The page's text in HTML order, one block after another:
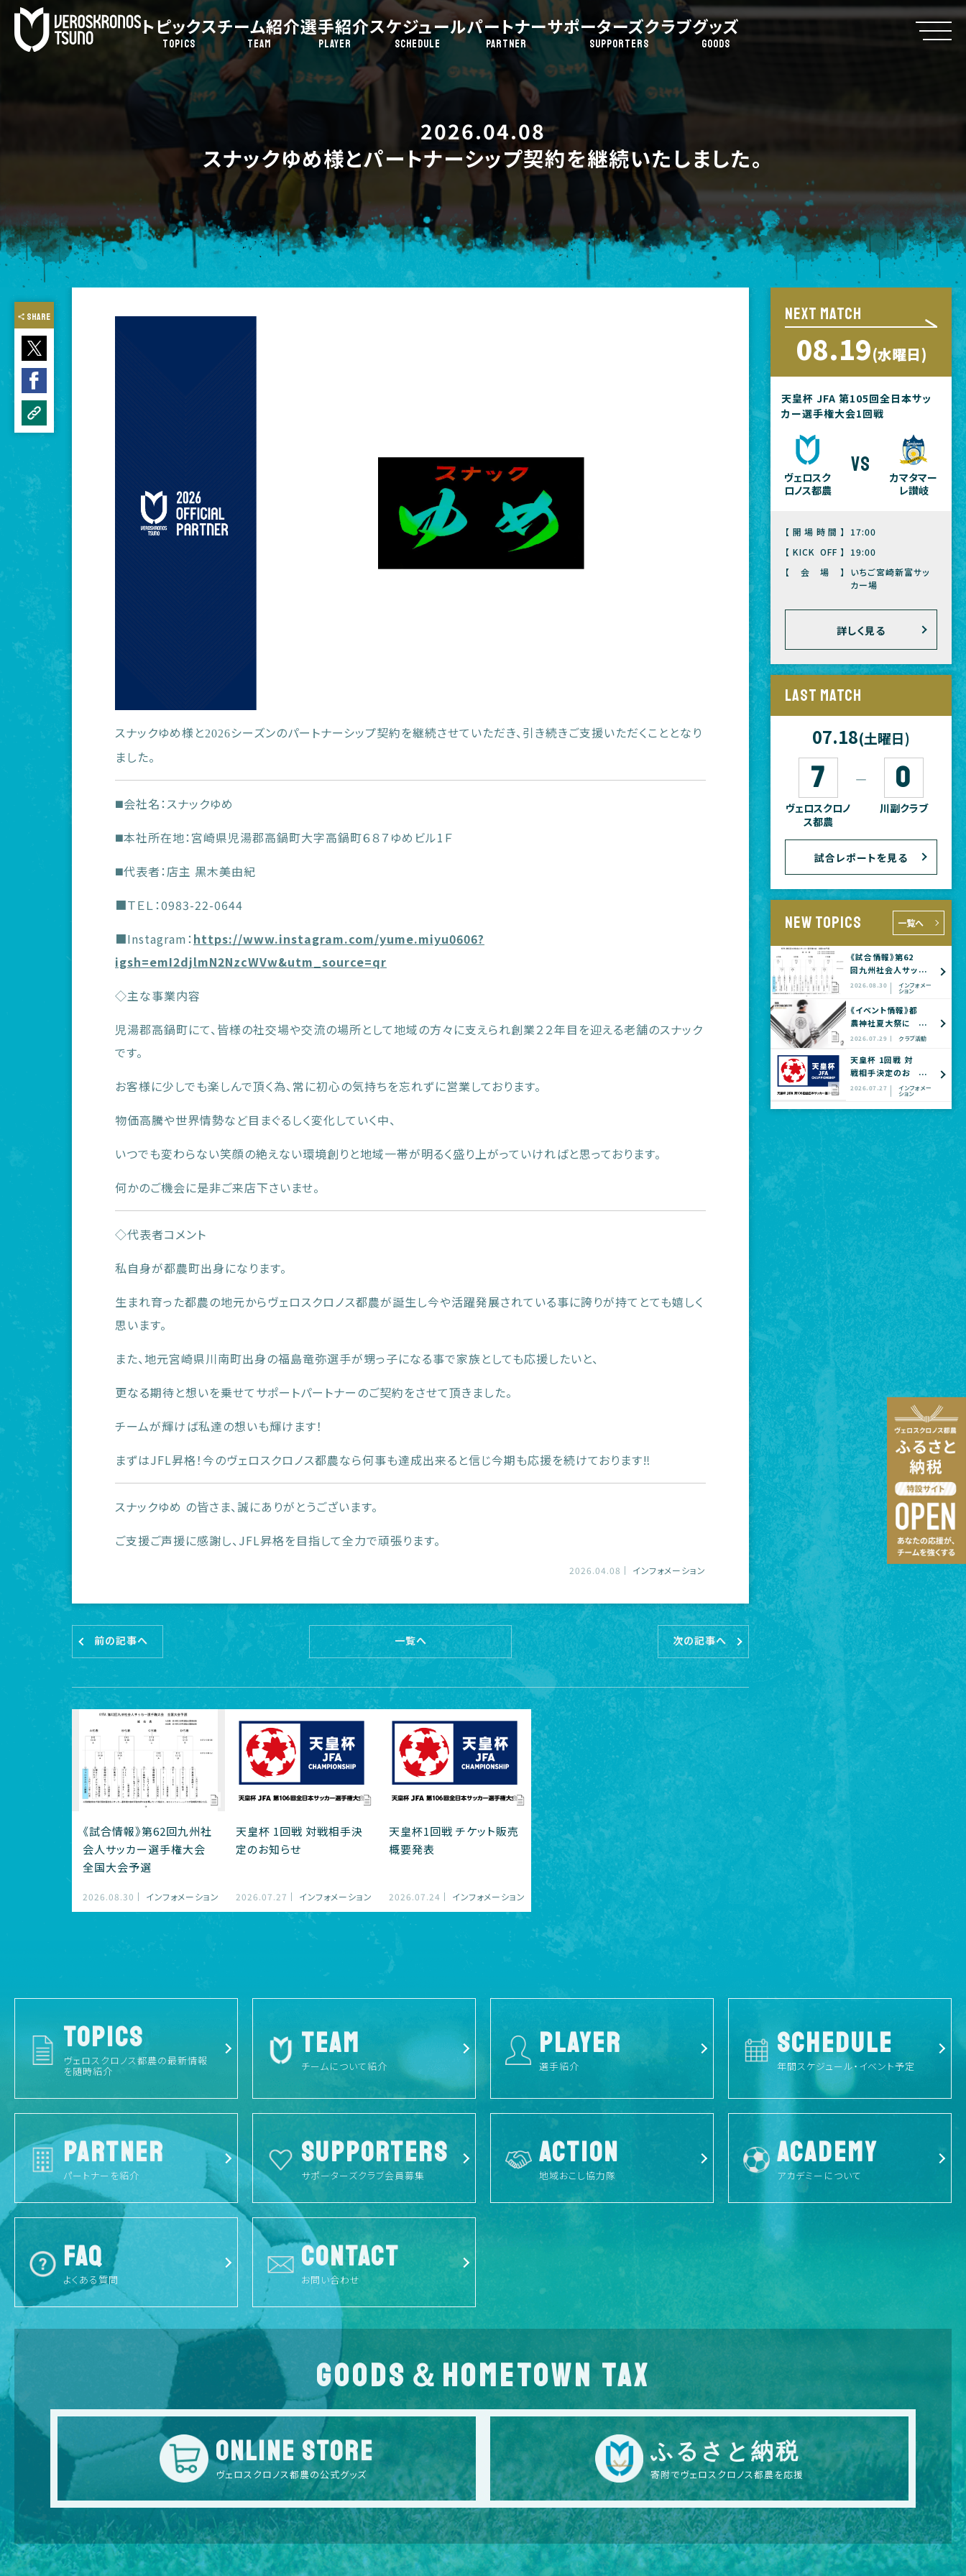
トピックス
TOPICS
チーム紹介
TEAM
選手紹介
PLAYER
スケジュール
SCHEDULE
パートナー
PARTNER
サポーターズクラブ
SUPPORTERS
グッズ
GOODS
2026.04.08
スナックゆめ様とパートナーシップ契約を継続いたしました。
SHARE
スナックゆめ様と2026シーズンのパートナーシップ契約を継続させていただき、引き続きご支援いただくこととなり
ました。
◼️会社名：スナックゆめ
◼️本社所在地：宮崎県児湯郡高鍋町大字高鍋町６８７ゆめビル1Ｆ
◼️代表者：店主 黒木美由紀
■ＴＥＬ：0983-22-0644
■Instagram： https://www.instagram.com/yume.miyu0606?
igsh=emI2djlmN2NzcWVw&utm_source=qr
◇主な事業内容
児湯郡高鍋町にて、皆様の社交場や交流の場所として地域の方々に支えられ創業２２年目を迎える老舗のスナック
です。
お客様に少しでも楽しんで頂く為、常に初心の気持ちを忘れずに営業しております。
物価高騰や世界情勢など目まぐるしく変化していく中、
いつでも変わらない笑顔の絶えない環境創りと地域一帯が明るく盛り上がっていければと思っております。
何かのご機会に是非ご来店下さいませ。
◇代表者コメント
私自身が都農町出身になります。
生まれ育った都農の地元からヴェロスクロノス都農が誕生し今や活躍発展されている事に誇りが持てとても嬉しく
思います。
また、地元宮崎県川南町出身の福島竜弥選手が甥っ子になる事で家族としても応援したいと、
更なる期待と想いを乗せてサポートパートナーのご契約をさせて頂きました。
チームが輝けば私達の想いも輝けます！
まずはJFL昇格！今のヴェロスクロノス都農なら何事も達成出来ると信じ今期も応援を続けております‼
スナックゆめ の皆さま、誠にありがとうございます。
ご支援ご声援に感謝し、JFL昇格を目指して全力で頑張ります。
2026.04.08 インフォメーション
前の記事へ 一覧へ 次の記事へ
《試合情報》第62回九州社
会人サッカー選手権大会
全国大会予選
2026.08.30 インフォメーション
天皇杯 1回戦 対戦相手決
定のお知らせ
2026.07.27 インフォメーション
天皇杯1回戦 チケット販売
概要発表
2026.07.24 インフォメーション
NEXT MATCH
08.19(水曜日)
天皇杯 JFA 第105回全日本サッ
カー選手権大会1回戦
ヴェロスク
ロノス都農
vs
カマタマー
レ讃岐
【開場時間】
17:00
【KICK OFF】
19:00
【会場】
いちご宮崎新富サッ
カー場
詳しく見る
LAST MATCH
07.18(土曜日)
7
ヴェロスクロノ
ス都農
― 0
川副クラブ
試合レポートを見る
NEW TOPICS 一覧へ
《試合情報》第62
回九州社会人サッ
カー選手権大会
全国大会予選
2026.08.30 インフォメー
ション
《イベント情報》都
農神社夏大祭に
てヴェロスクロノ
ズショップ出店の
お知らせ
2026.07.29 クラブ活動
天皇杯 1回戦 対
戦相手決定のお
知らせ
2026.07.27 インフォメー
ション
TOPICS
ヴェロスクロノス都農の最新情報
を随時紹介
TEAM
チームについて紹介
PLAYER
選手紹介
SCHEDULE
年間スケジュール・イベント予定
PARTNER
パートナーを紹介
SUPPORTERS
サポーターズクラブ会員募集
ACTION
地域おこし協力隊
ACADEMY
アカデミーについて
FAQ
よくある質問
CONTACT
お問い合わせ
GOODS＆HOMETOWN TAX
ONLINE STORE
ヴェロスクロノス都農の公式グッズ
ふるさと納税
寄附でヴェロスクロノス都農を応援